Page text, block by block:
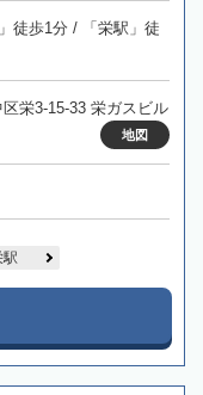
徒歩1分 / 「栄駅」徒
栄3-15-33 栄ガスビル
地図
駅